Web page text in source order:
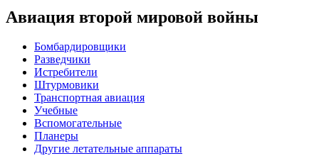
Авиация второй мировой войны
Бомбардировщики
Разведчики
Истребители
Штурмовики
Транспортная авиация
Учебные
Вспомогательные
Планеры
Другие летательные аппараты